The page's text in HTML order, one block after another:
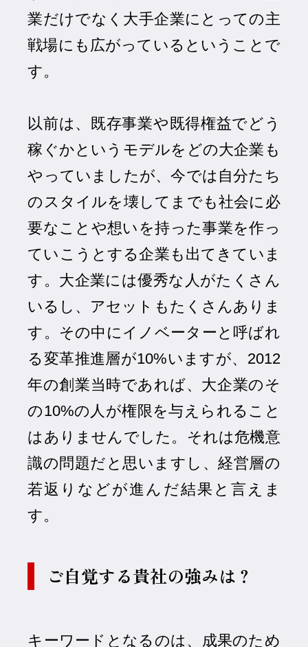
業だけでなく大手企業にとっての主
戦場にも広がっているということで
す。
以前は、既存事業や既得権益でどう
稼ぐかというモデルをどの大企業も
やっていましたが、今では自分たち
のスタイルを壊してまでも社会に必
要なことや想いを持った事業を作っ
ていこうとする企業も出てきていま
す。大企業には優秀な人がたくさん
いるし、アセットもたくさんありま
す。その中にイノベーターと呼ばれ
る変革推進層が10%いますが、2012
年の創業当時であれば、大企業のそ
の10%の人が権限を与えられること
はありませんでした。それは危機意
識の問題だと思いますし、経営層の
若返りなどが進んだ結果と言えま
す。
ご自覚する貴社の強みは？
キーワードとなるのは、成果のため